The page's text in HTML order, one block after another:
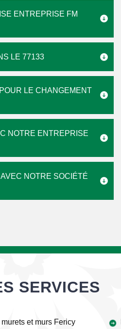
ENTREPRISE FM
LE 77133
LE CHANGEMENT
NOTRE ENTREPRISE
NOTRE SOCIÉTÉ
SERVICES
et murs Fericy